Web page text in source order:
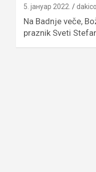
5. јануар 2022.
Na Badnje veče,
praznik Sveti